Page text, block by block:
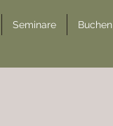
Seminare Buchen